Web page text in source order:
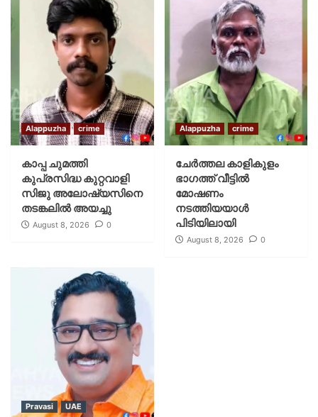
Alappuzha crime
കാപ്പ ചുമത്തി
കുപ്രസിദ്ധ കുറ്റവാളി
സിജു അലോഷ്യസിനെ
തടങ്കലിൽ അയച്ചു
August 8, 2026 0
Alappuzha crime
ചേർത്തല കാളികുളം
ഭാഗത്ത് വീട്ടിൽ
മോഷണം
നടത്തിയയാൾ
പിടിയിലായി
August 8, 2026 0
Pravasi UAE